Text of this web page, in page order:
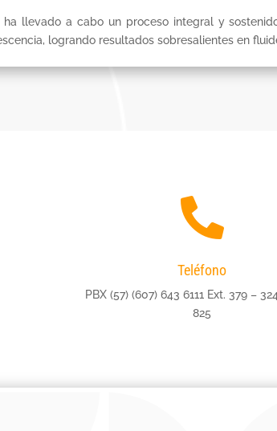
ha llevado a cabo un proceso integral y
logrando resultados sobresalientes en

Teléfono
PBX (57) (607) 643 6111 Ext. 379 –
825